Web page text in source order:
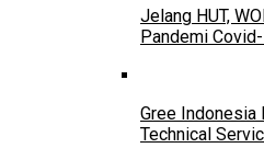
Jelang HUT,
Pandemi
Gree Indonesia
Technical